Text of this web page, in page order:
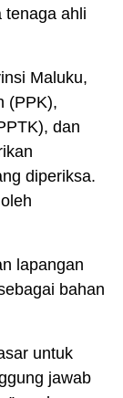
tenaga ahli
Maluku,
(PPK),
dan
diperiksa.
lapangan
bahan
untuk
jawab